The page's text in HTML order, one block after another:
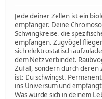
Jede deiner Zellen ist ein
empfänger. Deine
Schwingkreise, die
empfangen. Zugvögel
sich elektrostatisch
dem Netz verbindet.
Zufall, sondern durch deren
ist: Du schwingst.
ins Universum und
Was würde sich in deinem